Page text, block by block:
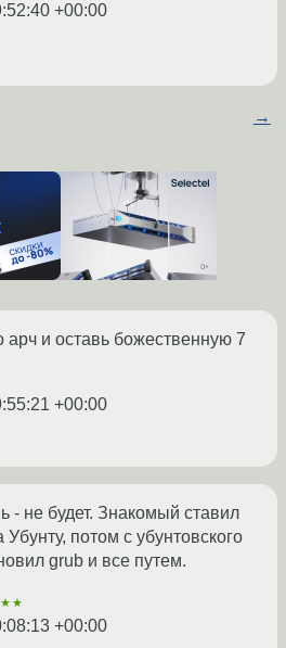
+00:00
→
арч и оставь божественную 7
+00:00
- не будет. Знакомый ставил
потом с убунтовского
grub и все путем.
+00:00